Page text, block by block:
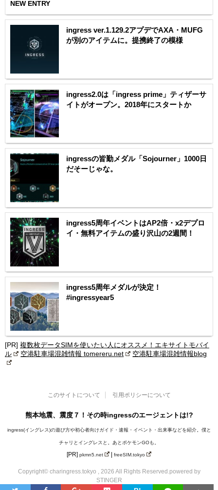
NEW ENTRY
ingress ver.1.129.2アプデでAXA・MUFG
が別のアイテムに。提携終了の模様
ingress2.0は「ingress prime」ティザーサ
イトがオープン。2018年にスタートか
ingressの皆勤メダル「Sojourner」1000日
だそーじゃな。
ingress5周年イベントはAP2倍・x2デプロ
イ・無料アイテムの盛り沢山の2週間！
ingress5周年メダルが決定！
#ingressyear5
[PR] 複数枚データSIMを使いたい人にオススメ！エキサイトモバイ
ル
空港駐車場混雑情報 tomereru.net 空港駐車場混雑情報blog
このサイトについて 引用ポリシーについて
熊本地震、震度７！その時ingressのエージェントは!?
ingress(イングレス)の遊び方や初心者向けガイド・速報・イベント・出来事などを紹介。僕と
チャリとイングレスと。あとポケモンGOも。
[PR]pkmn5.net | freeSIM.tokyo
Copyright© charingress.tokyo , 2026 All Rights Reserved.powered by
STINGER